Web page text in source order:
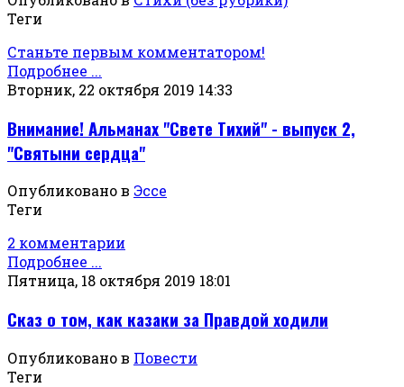
Теги
Станьте первым комментатором!
Подробнее ...
Вторник, 22 октября 2019 14:33
Внимание! Альманах "Свете Тихий" - выпуск 2,
"Святыни сердца"
Опубликовано в Эссе
Теги
2 комментарии
Подробнее ...
Пятница, 18 октября 2019 18:01
Сказ о том, как казаки за Правдой ходили
Опубликовано в Повести
Теги